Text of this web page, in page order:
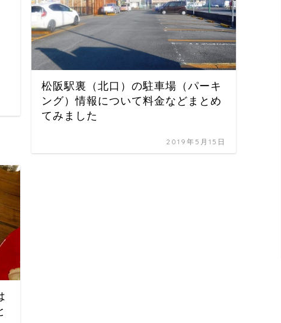
松阪駅裏（北口）の駐車場（パーキ
ング）情報について料金などまとめ
てみました
2019年5月15日